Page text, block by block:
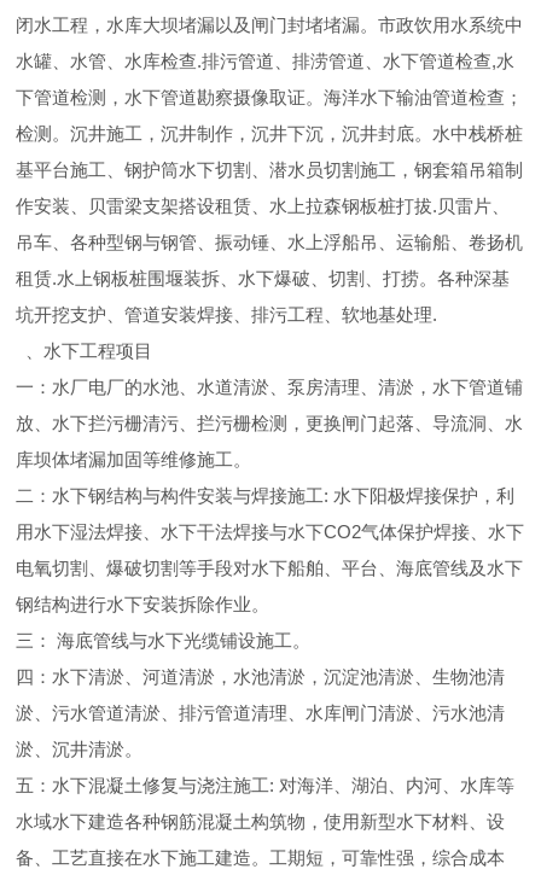
闭水工程，水库大坝堵漏以及闸门封堵堵漏。市政饮用水系统中
水罐、水管、水库检查.排污管道、排涝管道、水下管道检查,水
下管道检测，水下管道勘察摄像取证。海洋水下输油管道检查；
检测。沉井施工，沉井制作，沉井下沉，沉井封底。水中栈桥桩
基平台施工、钢护筒水下切割、潜水员切割施工，钢套箱吊箱制
作安装、贝雷梁支架搭设租赁、水上拉森钢板桩打拔.贝雷片、
吊车、各种型钢与钢管、振动锤、水上浮船吊、运输船、卷扬机
租赁.水上钢板桩围堰装拆、水下爆破、切割、打捞。各种深基
坑开挖支护、管道安装焊接、排污工程、软地基处理.
、水下工程项目
一：水厂电厂的水池、水道清淤、泵房清理、清淤，水下管道铺
放、水下拦污栅清污、拦污栅检测，更换闸门起落、导流洞、水
库坝体堵漏加固等维修施工。
二：水下钢结构与构件安装与焊接施工: 水下阳极焊接保护，利
用水下湿法焊接、水下干法焊接与水下CO2气体保护焊接、水下
电氧切割、爆破切割等手段对水下船舶、平台、海底管线及水下
钢结构进行水下安装拆除作业。
三： 海底管线与水下光缆铺设施工。
四：水下清淤、河道清淤，水池清淤，沉淀池清淤、生物池清
淤、污水管道清淤、排污管道清理、水库闸门清淤、污水池清
淤、沉井清淤。
五：水下混凝土修复与浇注施工: 对海洋、湖泊、内河、水库等
水域水下建造各种钢筋混凝土构筑物，使用新型水下材料、设
备、工艺直接在水下施工建造。工期短，可靠性强，综合成本